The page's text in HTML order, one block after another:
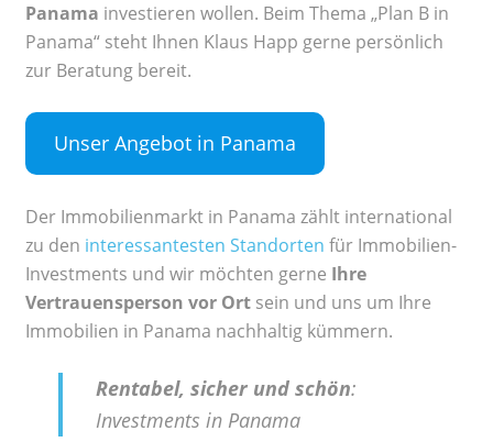
Panama investieren wollen. Beim Thema „Plan B in
Panama“ steht Ihnen Klaus Happ gerne persönlich
zur Beratung bereit.
Unser Angebot in Panama
Der Immobilienmarkt in Panama zählt international
zu den interessantesten Standorten für Immobilien-
Investments und wir möchten gerne Ihre
Vertrauensperson vor Ort sein und uns um Ihre
Immobilien in Panama nachhaltig kümmern.
Rentabel, sicher und schön:
Investments in Panama